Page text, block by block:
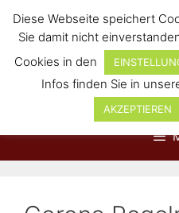
Diese Webseite speichert
Sie damit nicht
Cookies in den
Infos finden Sie in
AKZEPTIEREN